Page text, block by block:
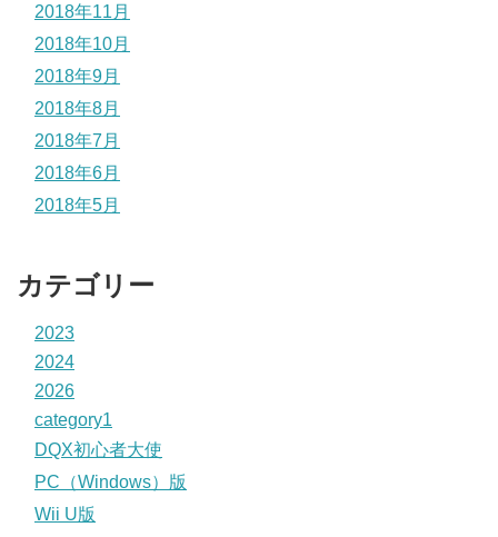
2018年11月
2018年10月
2018年9月
2018年8月
2018年7月
2018年6月
2018年5月
カテゴリー
2023
2024
2026
category1
DQX初心者大使
PC（Windows）版
Wii U版